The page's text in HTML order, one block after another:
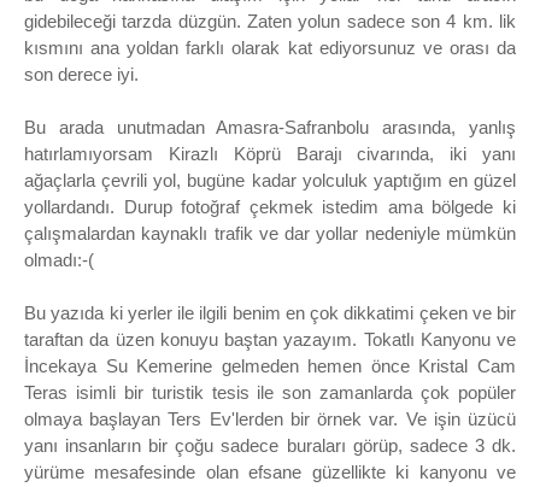
gidebileceği tarzda düzgün. Zaten yolun sadece son 4 km. lik
kısmını ana yoldan farklı olarak kat ediyorsunuz ve orası da
son derece iyi.
Bu arada unutmadan Amasra-Safranbolu arasında, yanlış
hatırlamıyorsam Kirazlı Köprü Barajı civarında, iki yanı
ağaçlarla çevrili yol, bugüne kadar yolculuk yaptığım en güzel
yollardandı. Durup fotoğraf çekmek istedim ama bölgede ki
çalışmalardan kaynaklı trafik ve dar yollar nedeniyle mümkün
olmadı:-(
Bu yazıda ki yerler ile ilgili benim en çok dikkatimi çeken ve bir
taraftan da üzen konuyu baştan yazayım. Tokatlı Kanyonu ve
İncekaya Su Kemerine gelmeden hemen önce Kristal Cam
Teras isimli bir turistik tesis ile son zamanlarda çok popüler
olmaya başlayan Ters Ev'lerden bir örnek var. Ve işin üzücü
yanı insanların bir çoğu sadece buraları görüp, sadece 3 dk.
yürüme mesafesinde olan efsane güzellikte ki kanyonu ve